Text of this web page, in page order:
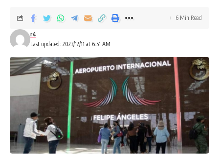
Last updated: 2023/12/11 at 6:51 AM
r4
6 Min Read